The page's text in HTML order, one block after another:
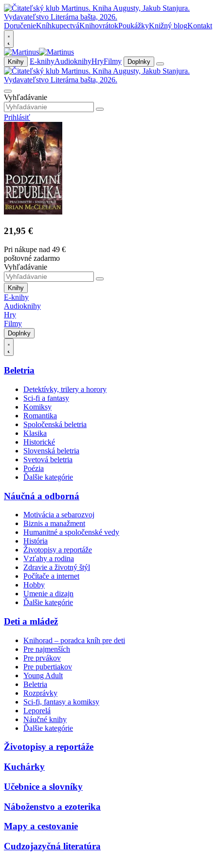
DoručenieKníhkupectváKnihovrátokPoukážkyKnižný blogKontakt
Knihy E-knihyAudioknihyHryFilmy Doplnky
Vyhľadávanie
Prihlásiť
21,95 €
Pri nákupe nad 49 €
poštovné zadarmo
Vyhľadávanie
Knihy
E-knihy
Audioknihy
Hry
Filmy
Doplnky
Beletria
Detektívky, trilery a horory
Sci-fi a fantasy
Komiksy
Romantika
Spoločenská beletria
Klasika
Historické
Slovenská beletria
Svetová beletria
Poézia
Ďalšie kategórie
Náučná a odborná
Motivácia a sebarozvoj
Biznis a manažment
Humanitné a spoločenské vedy
História
Životopisy a reportáže
Vzťahy a rodina
Zdravie a životný štýl
Počítače a internet
Hobby
Umenie a dizajn
Ďalšie kategórie
Deti a mládež
Knihorad – poradca kníh pre deti
Pre najmenších
Pre prvákov
Pre pubertiakov
Young Adult
Beletria
Rozprávky
Sci-fi, fantasy a komiksy
Leporelá
Náučné knihy
Ďalšie kategórie
Životopisy a reportáže
Kuchárky
Učebnice a slovníky
Náboženstvo a ezoterika
Mapy a cestovanie
Cudzojazyčná literatúra